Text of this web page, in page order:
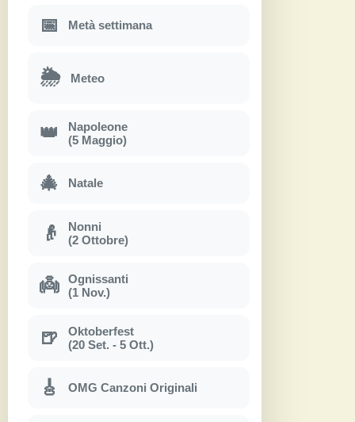
📅 Metà settimana
🌦 Meteo
👑
Napoleone
(5 Maggio)
🎄 Natale
👴
Nonni
(2 Ottobre)
👼
Ognissanti
(1 Nov.)
🍺
Oktoberfest
(20 Set. - 5 Ott.)
🎸 OMG Canzoni Originali